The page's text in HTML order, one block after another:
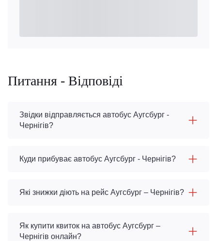
Питання - Відповіді
Звідки відправляється автобус Аугсбург -
Чернігів?
Куди прибуває автобус Аугсбург - Чернігів?
Які знижки діють на рейс Аугсбург – Чернігів?
Як купити квиток на автобус Аугсбург –
Чернігів онлайн?